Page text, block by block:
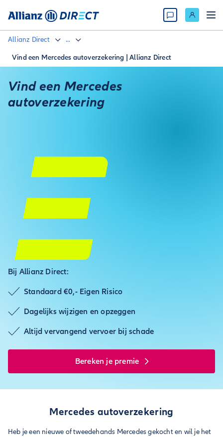
Allianz Direct ...
Vind een Mercedes autoverzekering | Allianz Direct
Vind een Mercedes
autoverzekering
Bij Allianz Direct:
Standaard €0,- Eigen Risico
Dagelijks wijzigen en opzeggen
Altijd vervangend vervoer bij schade
Bereken je premie
Mercedes autoverzekering
Heb je een nieuwe of tweedehands Mercedes gekocht en wil je het